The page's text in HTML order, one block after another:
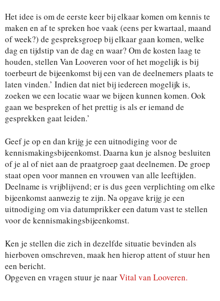
Het idee is om de eerste keer bij elkaar komen om kennis te
maken en af te spreken hoe vaak (eens per kwartaal, maand
of week?) de gespreksgroep bij elkaar gaan komen, welke
dag en tijdstip van de dag en waar? Om de kosten laag te
houden, stellen Van Looveren voor of het mogelijk is bij
toerbeurt de bijeenkomst bij een van de deelnemers plaats te
laten vinden.’ Indien dat niet bij iedereen mogelijk is,
zoeken we een locatie waar we bijeen kunnen komen. Ook
gaan we bespreken of het prettig is als er iemand de
gesprekken gaat leiden.’
Geef je op en dan krijg je een uitnodiging voor de
kennismakingsbijeenkomst. Daarna kun je alsnog besluiten
of je al of niet aan de praatgroep gaat deelnemen. De groep
staat open voor mannen en vrouwen van alle leeftijden.
Deelname is vrijblijvend; er is dus geen verplichting om elke
bijeenkomst aanwezig te zijn. Na opgave krijg je een
uitnodiging om via datumprikker een datum vast te stellen
voor de kennismakingsbijeenkomst.
Ken je stellen die zich in dezelfde situatie bevinden als
hierboven omschreven, maak hen hierop attent of stuur hen
een bericht.
Opgeven en vragen stuur je naarVital van Looveren.